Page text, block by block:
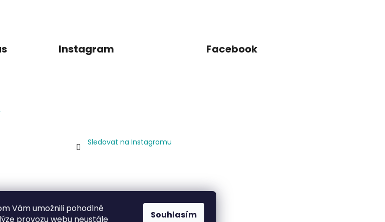
Vám umožnili pohodlné
provozu webu neustále
Souhlasím
Instagram
Sledovat na Instagramu
Facebook